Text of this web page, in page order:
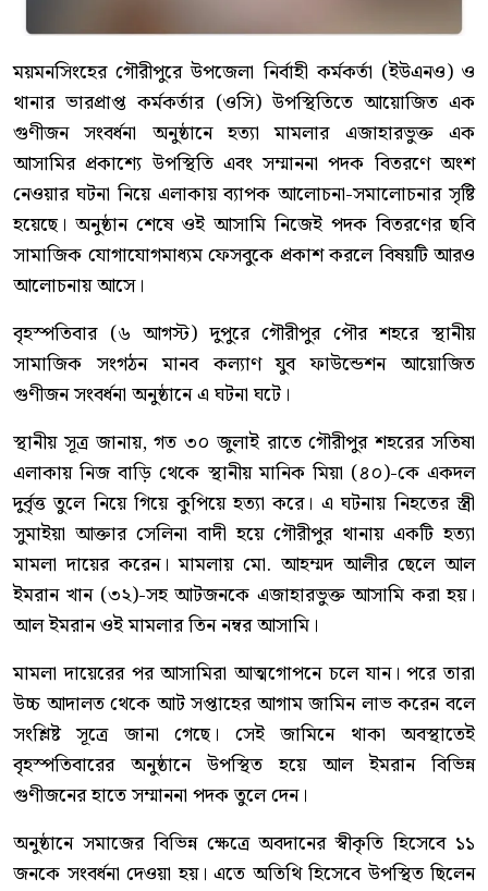
ময়মনসিংহের গৌরীপুরে উপজেলা নির্বাহী কর্মকর্তা (ইউএনও) ও
থানার ভারপ্রাপ্ত কর্মকর্তার (ওসি) উপস্থিতিতে আয়োজিত এক
গুণীজন সংবর্ধনা অনুষ্ঠানে হত্যা মামলার এজাহারভুক্ত এক
আসামির প্রকাশ্যে উপস্থিতি এবং সম্মাননা পদক বিতরণে অংশ
নেওয়ার ঘটনা নিয়ে এলাকায় ব্যাপক আলোচনা-সমালোচনার সৃষ্টি
হয়েছে। অনুষ্ঠান শেষে ওই আসামি নিজেই পদক বিতরণের ছবি
সামাজিক যোগাযোগমাধ্যম ফেসবুকে প্রকাশ করলে বিষয়টি আরও
আলোচনায় আসে।
বৃহস্পতিবার (৬ আগস্ট) দুপুরে গৌরীপুর পৌর শহরে স্থানীয়
সামাজিক সংগঠন মানব কল্যাণ যুব ফাউন্ডেশন আয়োজিত
গুণীজন সংবর্ধনা অনুষ্ঠানে এ ঘটনা ঘটে।
স্থানীয় সূত্র জানায়, গত ৩০ জুলাই রাতে গৌরীপুর শহরের সতিষা
এলাকায় নিজ বাড়ি থেকে স্থানীয় মানিক মিয়া (৪০)-কে একদল
দুর্বৃত্ত তুলে নিয়ে গিয়ে কুপিয়ে হত্যা করে। এ ঘটনায় নিহতের স্ত্রী
সুমাইয়া আক্তার সেলিনা বাদী হয়ে গৌরীপুর থানায় একটি হত্যা
মামলা দায়ের করেন। মামলায় মো. আহম্মদ আলীর ছেলে আল
ইমরান খান (৩২)-সহ আটজনকে এজাহারভুক্ত আসামি করা হয়।
আল ইমরান ওই মামলার তিন নম্বর আসামি।
মামলা দায়েরের পর আসামিরা আত্মগোপনে চলে যান। পরে তারা
উচ্চ আদালত থেকে আট সপ্তাহের আগাম জামিন লাভ করেন বলে
সংশ্লিষ্ট সূত্রে জানা গেছে। সেই জামিনে থাকা অবস্থাতেই
বৃহস্পতিবারের অনুষ্ঠানে উপস্থিত হয়ে আল ইমরান বিভিন্ন
গুণীজনের হাতে সম্মাননা পদক তুলে দেন।
অনুষ্ঠানে সমাজের বিভিন্ন ক্ষেত্রে অবদানের স্বীকৃতি হিসেবে ১১
জনকে সংবর্ধনা দেওয়া হয়। এতে অতিথি হিসেবে উপস্থিত ছিলেন